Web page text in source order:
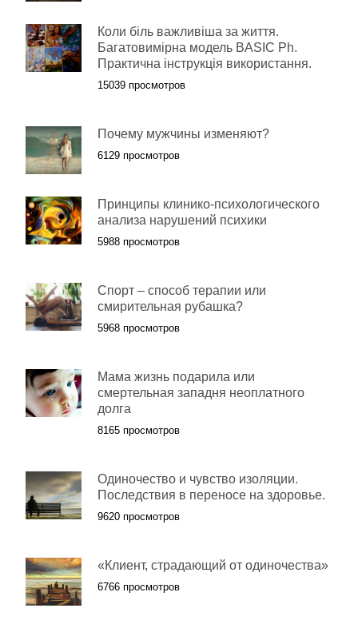
Коли біль важливіша за життя.
Багатовимірна модель BASIC Ph.
Практична інструкція використання.
15039 просмотров
Почему мужчины изменяют?
6129 просмотров
Принципы клинико-психологического
анализа нарушений психики
5988 просмотров
Спорт – способ терапии или
смирительная рубашка?
5968 просмотров
Мама жизнь подарила или
смертельная западня неоплатного
долга
8165 просмотров
Одиночество и чувство изоляции.
Последствия в переносе на здоровье.
9620 просмотров
«Клиент, страдающий от одиночества»
6766 просмотров